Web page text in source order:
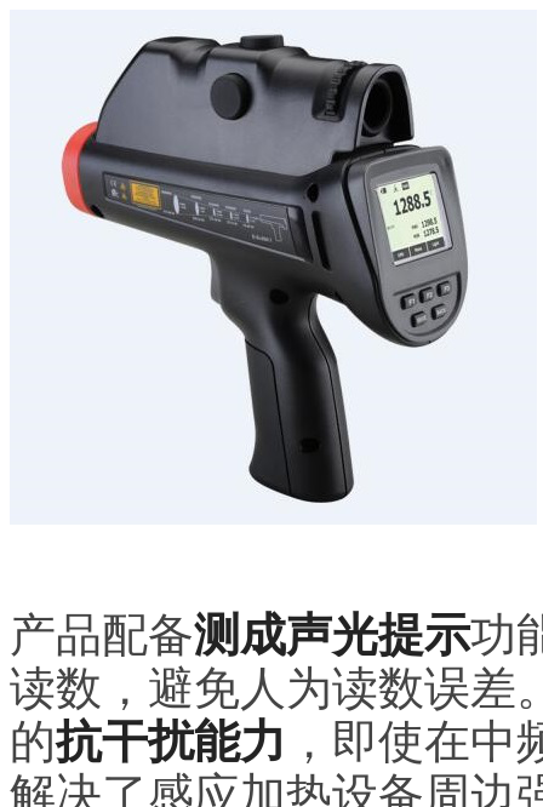
产品配备测成声光提示功
读数，避免人为读数误差
的抗干扰能力 ，即使在
解决了感应加热设备周边